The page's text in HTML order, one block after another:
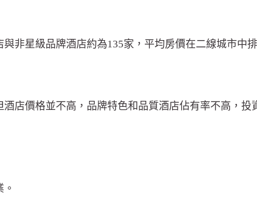
非星級品牌酒店約為135家，平均房價在二線城市中
酒店價格並不高，品牌特色和品質酒店佔有率不高，投